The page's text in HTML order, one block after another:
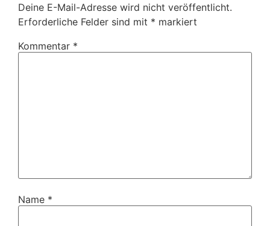
Deine E-Mail-Adresse wird nicht veröffentlicht.
Erforderliche Felder sind mit * markiert
Kommentar *
Name *